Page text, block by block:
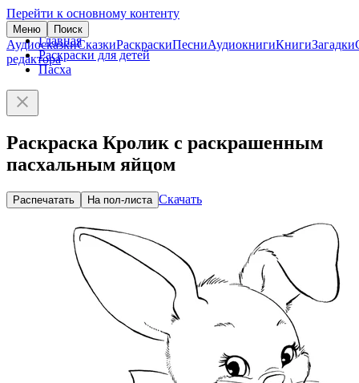
Перейти к основному контенту
Меню Поиск
АудиосказкиСказкиРаскраскиПесниАудиокнигиКнигиЗагадки
редактора
Главная
Раскраски для детей
Пасха
Раскраска Кролик с раскрашенным
пасхальным яйцом
Распечатать На пол-листа Скачать